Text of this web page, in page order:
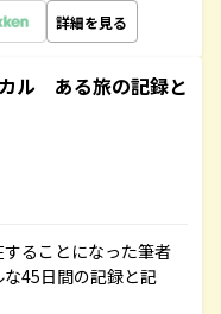
詳細を見る
ル ある旅の記録と
ることになった筆者
45日間の記録と記